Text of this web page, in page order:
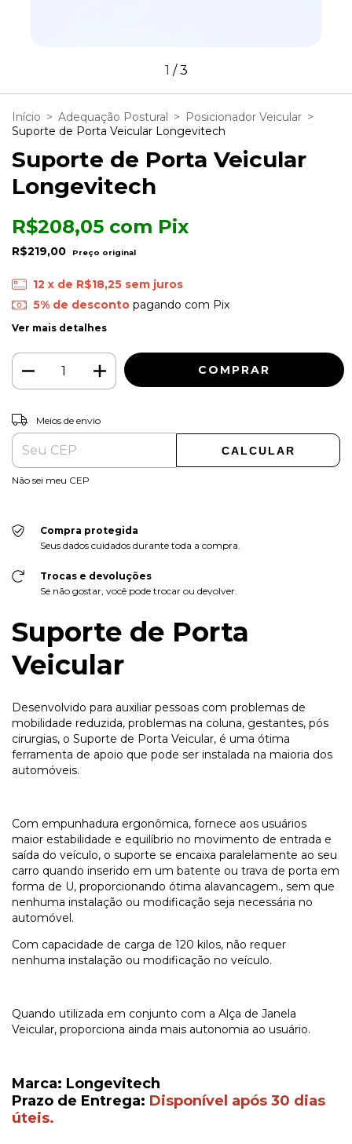
1 /3
Início > Adequação Postural > Posicionador Veicular >
Suporte de Porta Veicular Longevitech
Suporte de Porta Veicular
Longevitech
R$219,00
R$208,05 com Pix
12 x de R$18,25 sem juros
5% de descontopagando com Pix
Ver mais detalhes
Entregas para o CEP:
Meios de envio
CALCULAR
Não sei meu CEP
Compra protegida
Seus dados cuidados durante toda a compra.
Trocas e devoluções
Se não gostar, você pode trocar ou devolver.
Suporte de Porta
Veicular
Desenvolvido para auxiliar pessoas com problemas de
mobilidade reduzida, problemas na coluna, gestantes, pós
cirurgias, o Suporte de Porta Veicular, é uma ótima
ferramenta de apoio que pode ser instalada na maioria dos
automóveis.
Com empunhadura ergonômica, fornece aos usuários
maior estabilidade e equilíbrio no movimento de entrada e
saída do veículo, o suporte se encaixa paralelamente ao seu
carro quando inserido em um batente ou trava de porta em
forma de U, proporcionando ótima alavancagem., sem que
nenhuma instalação ou modificação seja necessária no
automóvel.
Com capacidade de carga de 120 kilos, não requer
nenhuma instalação ou modificação no veículo.
Quando utilizada em conjunto com a Alça de Janela
Veicular, proporciona ainda mais autonomia ao usuário.
Marca: Longevitech
Prazo de Entrega: Disponível após 30 dias
úteis.